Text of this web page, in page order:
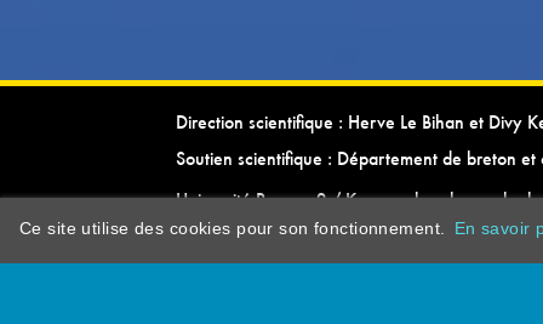
Direction scientifique : Herve Le Bihan et Divy
Soutien scientifique : Département de breton et
Université Rennes 2 / Kevrenn brezhoneg ha
Ce site utilise des cookies pour son fonctionnement. En savoir